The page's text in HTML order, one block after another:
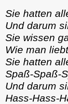
Sie hatten
Und darum
Sie wissen
Wie man
Sie hatten
Spaß-Spaß-
Und darum
Hass-Hass-